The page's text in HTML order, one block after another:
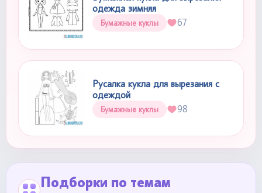
одежда зимняя
Бумажные куклы 67
Русалка кукла для вырезания с
одеждой
Бумажные куклы 98
Подборки по темам